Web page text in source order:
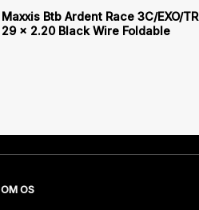
Maxxis Btb Ardent Race 3C/EXO/TR
29 x 2.20 Black Wire Foldable
OM OS